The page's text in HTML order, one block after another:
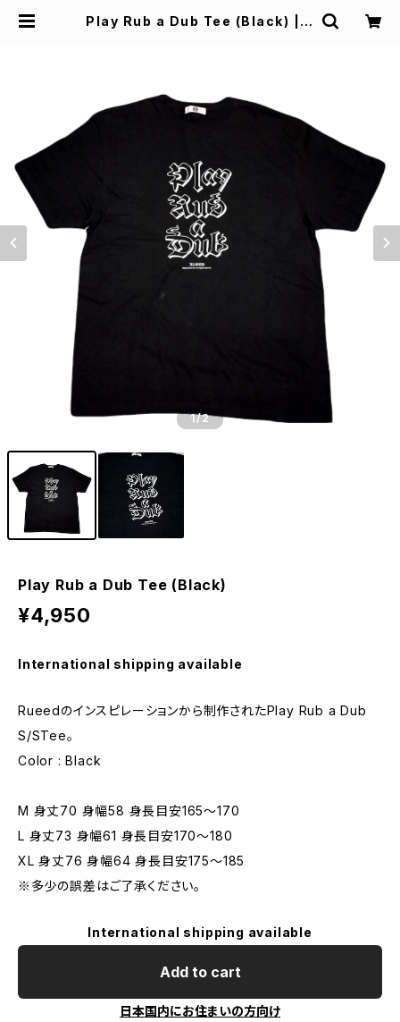
Play Rub a Dub Tee (Black) | R
1/2
Play Rub a Dub Tee (Black)
¥4,950
International shipping available
Rueedのインスピレーションから制作されたPlay Rub a Dub
S/STee。
Color : Black
M 身丈70 身幅58 身長目安165〜170
L 身丈73 身幅61 身長目安170〜180
XL 身丈76 身幅64 身長目安175〜185
※多少の誤差はご了承ください。
International shipping available
Add to cart
日本国内にお住まいの方向け